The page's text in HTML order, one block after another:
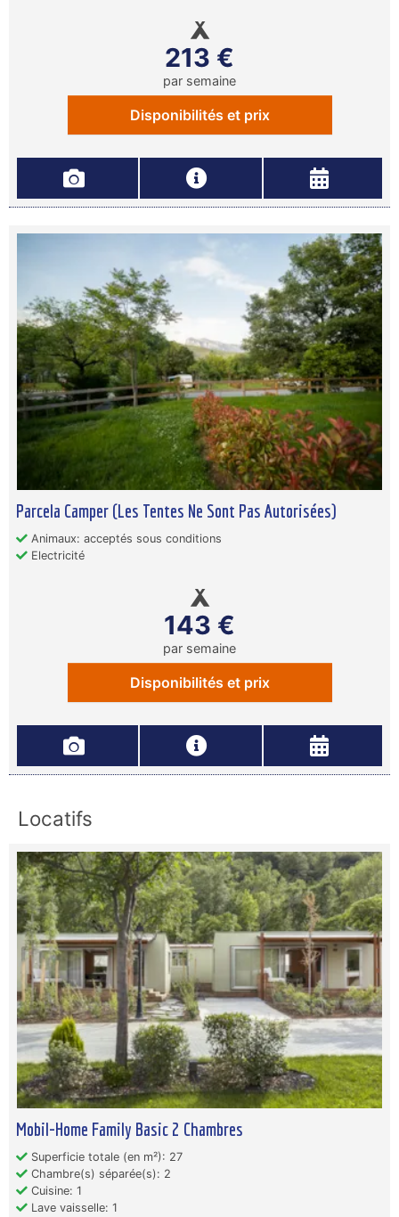
213 €
par semaine
Disponibilités et prix
Parcela Camper (Les Tentes Ne Sont Pas Autorisées)
Animaux: acceptés sous conditions
Electricité
143 €
par semaine
Disponibilités et prix
Locatifs
Mobil-Home Family Basic 2 Chambres
Superficie totale (en m²): 27
Chambre(s) séparée(s): 2
Cuisine: 1
Lave vaisselle: 1